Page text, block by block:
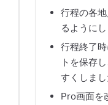
行程の各
るようにし
行程終了
トを保存
すくしまし
Pro画面を